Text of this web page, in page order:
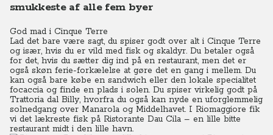
smukkeste af alle fem byer
God mad i Cinque Terre
Lad det bare være sagt, du spiser godt over alt i Cinque Terre
og især, hvis du er vild med fisk og skaldyr. Du betaler også
for det, hvis du sætter dig ind på en restaurant, men det er
også skøn ferie-forkælelse at gøre det en gang i mellem. Du
kan også bare købe en sandwich eller den lokale specialitet
focaccia og finde en plads i solen. Du spiser virkelig godt på
Trattoria dal Billy, hvorfra du også kan nyde en uforglemmelig
solnedgang over Manarola og Middelhavet. I Riomaggiore fik
vi det lækreste fisk på Ristorante Dau Cila – en lille bitte
restaurant midt i den lille havn.